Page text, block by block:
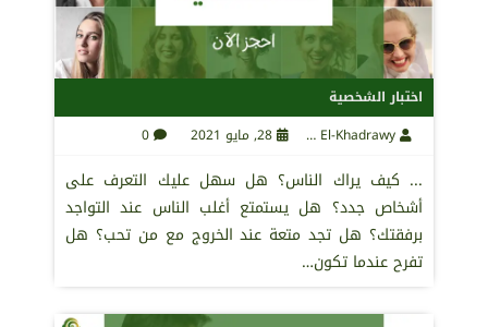
اختبار الشخصية
28, مايو 2021 0
... كيف يراك الناس؟ هل سهل عليك التعرف على
أشخاص جدد؟ هل يستمتع أغلب الناس عند التواجد
برفقتك؟ هل تجد متعة عند الخروج مع من تحب؟ هل
تفرح عندما تكون…